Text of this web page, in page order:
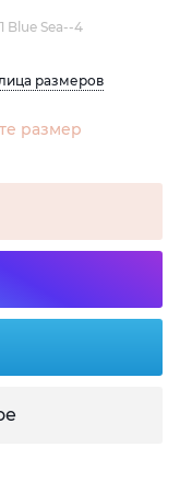
Blue Sea--4
размеров
размер